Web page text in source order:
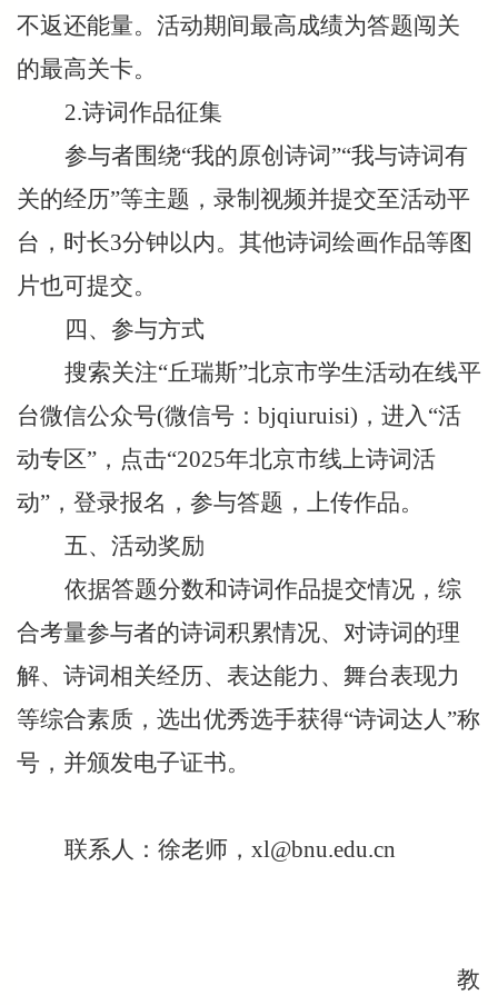
不返还能量。活动期间最高成绩为答题闯关
的最高关卡。
2.诗词作品征集
参与者围绕“我的原创诗词”“我与诗词有
关的经历”等主题，录制视频并提交至活动平
台，时长3分钟以内。其他诗词绘画作品等图
片也可提交。
四、参与方式
搜索关注“丘瑞斯”北京市学生活动在线平
台微信公众号(微信号：bjqiuruisi)，进入“活
动专区”，点击“2025年北京市线上诗词活
动”，登录报名，参与答题，上传作品。
五、活动奖励
依据答题分数和诗词作品提交情况，综
合考量参与者的诗词积累情况、对诗词的理
解、诗词相关经历、表达能力、舞台表现力
等综合素质，选出优秀选手获得“诗词达人”称
号，并颁发电子证书。
联系人：徐老师，xl@bnu.edu.cn
教